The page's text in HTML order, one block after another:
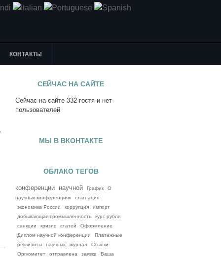
КОНТАКТЫ
СЕЙЧАС НА САЙТЕ
Сейчас на сайте 332 гостя и нет
пользователей
МЫ В ВКОНТАКТЕ
ОБЛАКО ТЕГОВ
конференции научной График
О
научных конференциях
стагнация
экономика России
коррупция
импорт
добывающая промышленность
курс рубля
санкции
кризис статей
Оформление
Диплом научной конференции
Платежные
реквизиты
научных журнал
Ссылки
Оргкомитет
отправлена заявка
Ваша